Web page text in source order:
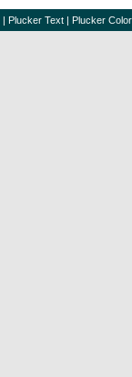
| Plucker Text | Plucker Color